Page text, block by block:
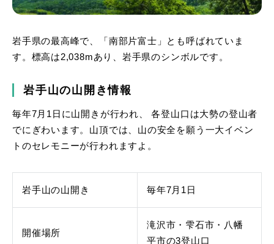
岩手県の最高峰で、「南部片富士」とも呼ばれていま
す。標高は2,038mあり、岩手県のシンボルです。
岩手山の山開き情報
毎年7月1日に山開きが行われ、 各登山口は大勢の登山者
でにぎわいます。山頂では、山の安全を願う一大イベン
トのセレモニーが行われますよ。
岩手山の山開き 毎年7月1日
開催場所
滝沢市・雫石市・八幡
平市の3登山口